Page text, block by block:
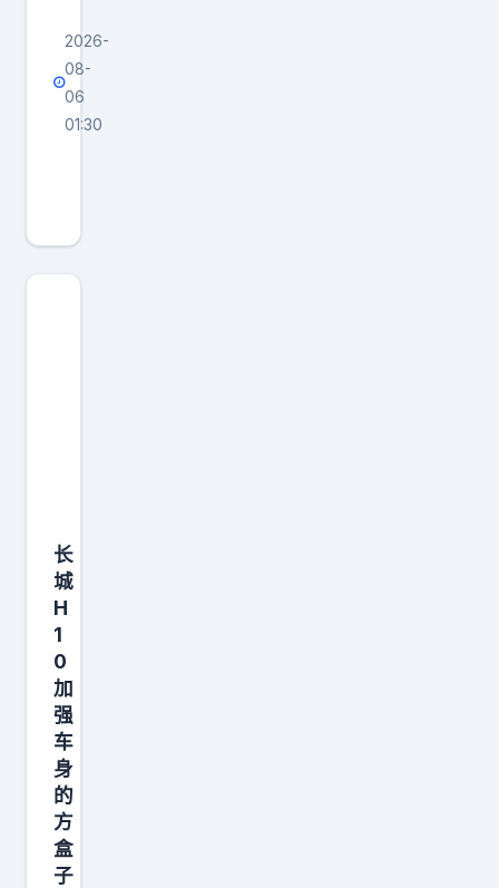
2026-
08-
06
01:30
全
国
频
评
出
什
么
叫
营
销
呀
“
全
长
城
H
1
0
加
强
车
身
的
方
盒
子